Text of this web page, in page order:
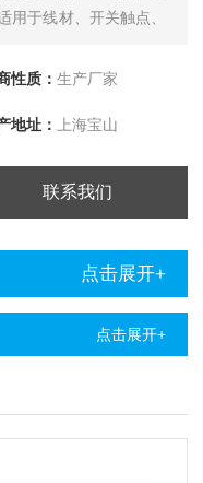
用于线材、开关触点、
值极低，对此本仪器将
性质： 生产厂家
地址： 上海宝山
联系我们
点击展开+
点击展开+